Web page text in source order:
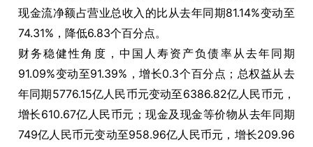
现金流净额占营业总收入的比从去年同期81.14%变动至
74.31%，降低6.83个百分点。
财务稳健性角度，中国人寿资产负债率从去年同期
91.09%变动至91.39%，增长0.3个百分点；总权益从去
年同期5776.15亿人民币元变动至6386.82亿人民币元，
增长610.67亿人民币元；现金及现金等价物从去年同期
749亿人民币元变动至958.96亿人民币元，增长209.96